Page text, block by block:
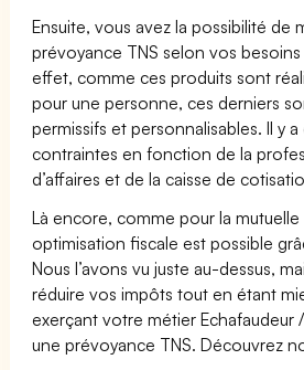
Ensuite, vous avez la possibilité de
prévoyance TNS selon vos
effet, comme ces produits sont
pour une personne, ces derniers
permissifs et personnalisables. Il y
contraintes en fonction de la
d’affaires et de la caisse de
Là encore, comme pour la mutuelle
optimisation fiscale est possible
Nous l’avons vu juste au-dessus,
réduire vos impôts tout en étant
exerçant votre métier Echafaudeur
une prévoyance TNS. Découvrez